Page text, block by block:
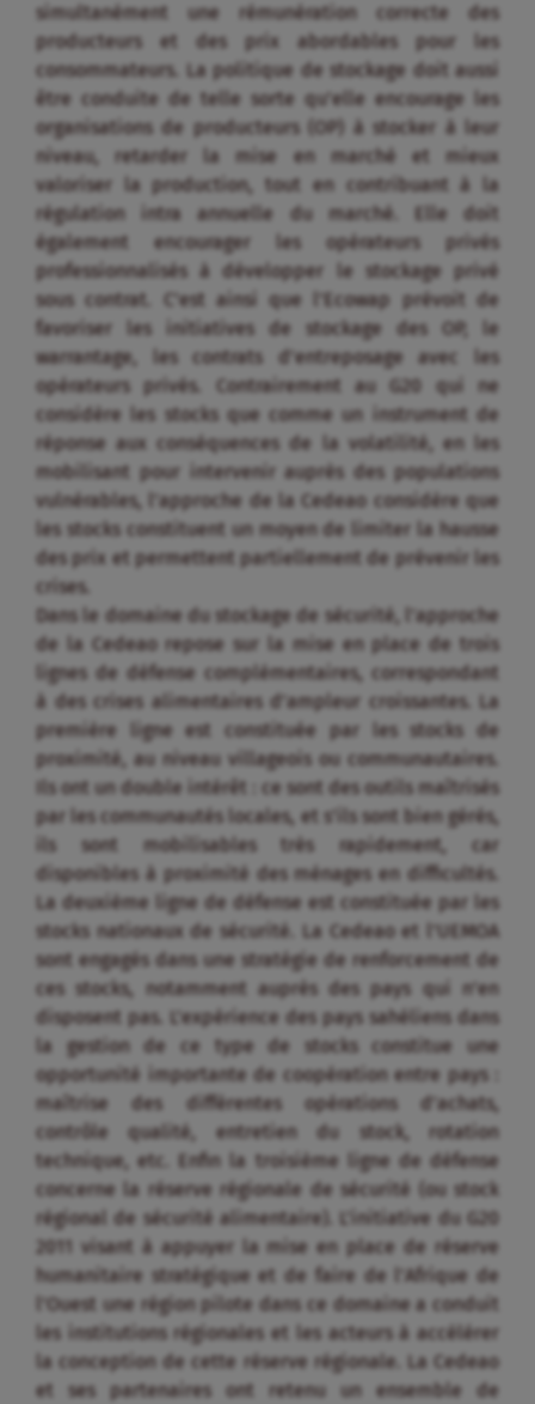
simultanément une rémunération correcte des
producteurs et des prix abordables pour les
consommateurs. La politique de stockage doit aussi
être conduite de telle sorte qu’elle encourage les
organisations de producteurs (OP) à stocker à leur
niveau, retarder la mise en marché et mieux
valoriser la production, tout en contribuant à la
régulation intra annuelle du marché. Elle doit
également encourager les opérateurs privés
professionnalisés à développer le stockage privé
sous contrat. C’est ainsi que l’Ecowap prévoit de
favoriser les initiatives de stockage des OP, le
warrantage, les contrats d’entreposage avec les
opérateurs privés. Contrairement au G20 qui ne
considère les stocks que comme un instrument de
réponse aux conséquences de la volatilité, en les
mobilisant pour intervenir auprès des populations
vulnérables, l’approche de la Cedeao considère que
les stocks constituent un moyen de limiter la hausse
des prix et permettent partiellement de prévenir les
crises.
Dans le domaine du stockage de sécurité, l’approche
de la Cedeao repose sur la mise en place de trois
lignes de défense complémentaires, correspondant
à des crises alimentaires d’ampleur croissantes. La
première ligne est constituée par les stocks de
proximité, au niveau villageois ou communautaires.
Ils ont un double intérêt : ce sont des outils maîtrisés
par les communautés locales, et s’ils sont bien gérés,
ils sont mobilisables très rapidement, car
disponibles à proximité des ménages en difficultés.
La deuxième ligne de défense est constituée par les
stocks nationaux de sécurité. La Cedeao et l’UEMOA
sont engagés dans une stratégie de renforcement de
ces stocks, notamment auprès des pays qui n’en
disposent pas. L’expérience des pays sahéliens dans
la gestion de ce type de stocks constitue une
opportunité importante de coopération entre pays :
maîtrise des différentes opérations d’achats,
contrôle qualité, entretien du stock, rotation
technique, etc. Enfin la troisième ligne de défense
concerne la réserve régionale de sécurité (ou stock
régional de sécurité alimentaire). L’initiative du G20
2011 visant à appuyer la mise en place de réserve
humanitaire stratégique et de faire de l’Afrique de
l’Ouest une région pilote dans ce domaine a conduit
les institutions régionales et les acteurs à accélérer
la conception de cette réserve régionale. La Cedeao
et ses partenaires ont retenu un ensemble de